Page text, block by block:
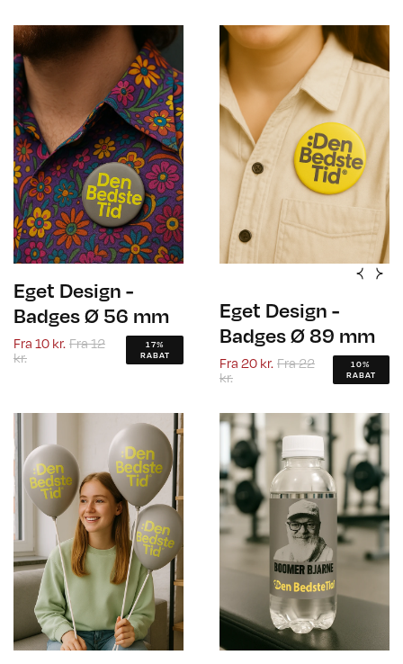
Eget Design -
Badges Ø 56 mm
Fra 10 kr. Fra12
kr.
17%
RABAT
Eget Design -
Badges Ø 89 mm
Fra 20 kr. Fra22
kr.
10%
RABAT